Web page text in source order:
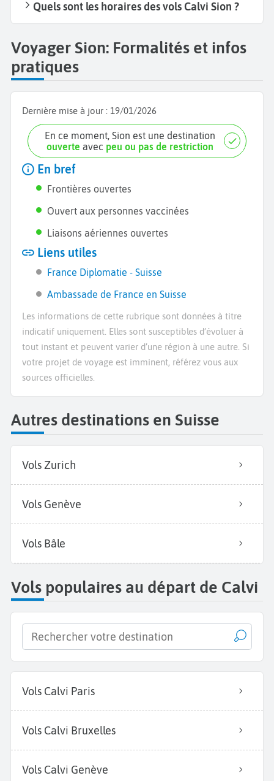
Quels sont les horaires des vols Calvi Sion ?
Voyager Sion: Formalités et infos
pratiques
Dernière mise à jour : 19/01/2026
En ce moment, Sion est une destination
ouverte avec peu ou pas de restriction
En bref
Frontières ouvertes
Ouvert aux personnes vaccinées
Liaisons aériennes ouvertes
Liens utiles
France Diplomatie - Suisse
Ambassade de France en Suisse
Les informations de cette rubrique sont données à titre
indicatif uniquement. Elles sont susceptibles d’évoluer à
tout instant et peuvent varier d’une région à une autre. Si
votre projet de voyage est imminent, référez vous aux
sources officielles.
Autres destinations en Suisse
Vols Zurich
Vols Genève
Vols Bâle
Vols populaires au départ de Calvi
Vols Calvi Paris
Vols Calvi Bruxelles
Vols Calvi Genève